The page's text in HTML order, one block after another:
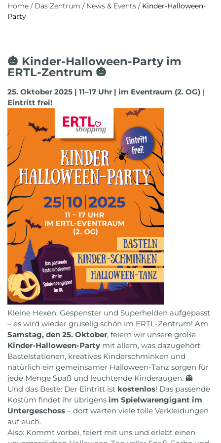
Home / Das Zentrum / News & Events / Kinder-Halloween-
Party
🎃 Kinder-Halloween-Party im
ERTL-Zentrum 🎃
25. Oktober 2025 | 11–17 Uhr | im Eventraum (2. OG) |
Eintritt frei!
Kleine Hexen, Gespenster und Superhelden aufgepasst
– es wird wieder gruselig schön im ERTL-Zentrum! Am
Samstag, den 25. Oktober, feiern wir unsere große
Kinder-Halloween-Party mit allem, was dazugehört:
Bastelstationen, kreatives Kinderschminken und
natürlich ein gemeinsamer Halloween-Tanz sorgen für
jede Menge Spaß und leuchtende Kinderaugen. 👻
Und das Beste: Der Eintritt ist kostenlos! Das passende
Kostüm findet ihr übrigens im Spielwarengigant im
Untergeschoss – dort warten viele tolle Verkleidungen
auf euch.
Also: Kommt vorbei, feiert mit uns und erlebt einen